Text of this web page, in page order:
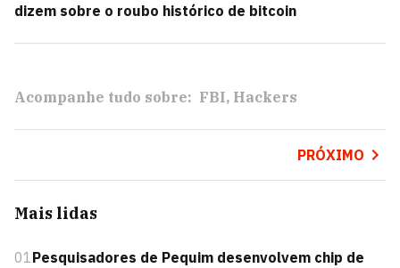
dizem sobre o roubo histórico de bitcoin
Acompanhe tudo sobre: FBI Hackers
PRÓXIMO
Mais lidas
01 Pesquisadores de Pequim desenvolvem chip de